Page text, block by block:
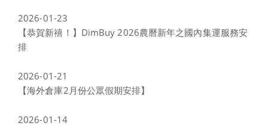
2026-01-23
【恭賀新禧！】DimBuy 2026農曆新年之國內集運服務安
排
2026-01-21
【海外倉庫2月份公眾假期安排】
2026-01-14